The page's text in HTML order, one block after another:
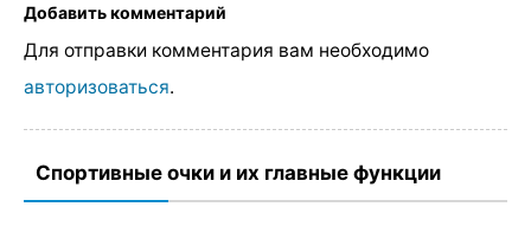
Добавить комментарий
Для отправки комментария вам необходимо
авторизоваться.
Спортивные очки и их главные функции